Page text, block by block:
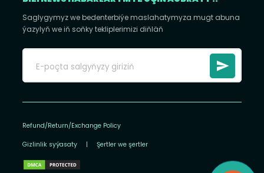
Saglygymyz we bedenterbiýe maslahatymyza mugt abuna
ýazylyň we iň soňky tekliplerimizi diňläň
Refund/Return/Exchange Policy
Gizlinlik syýasaty | Şertler we şertler